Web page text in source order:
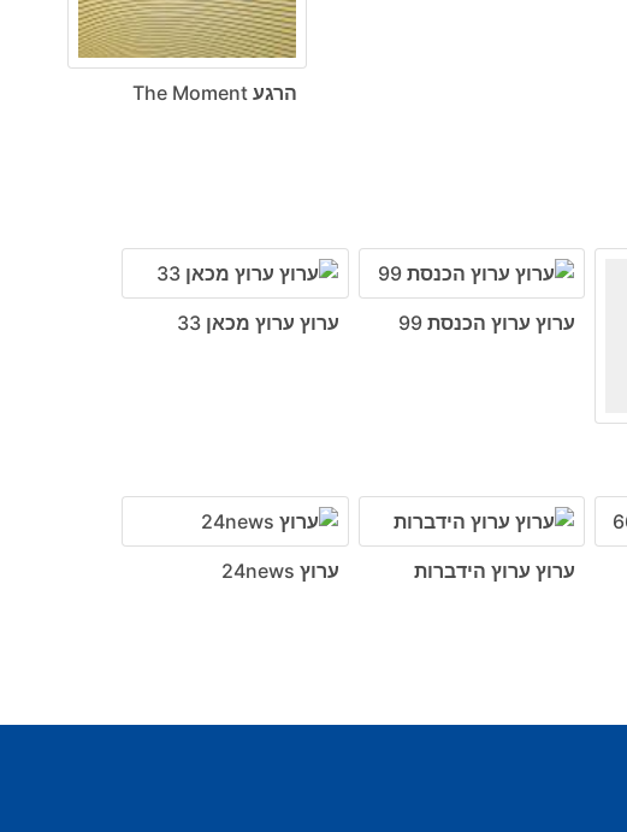
הרגע The Moment
ערוץ ערוץ הכנסת 99 ערוץ ערוץ מכאן 33
ערוץ ערוץ הידברות ערוץ 24news